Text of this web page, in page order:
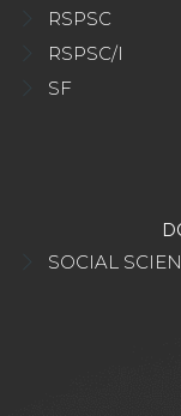
RSPSC
RSPSC/I
SF
SOCIAL